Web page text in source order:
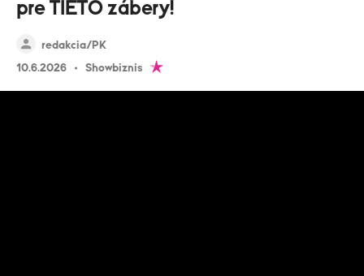
redakcia/PK
10.6.2026
Showbiznis
pre TIETO zábery!